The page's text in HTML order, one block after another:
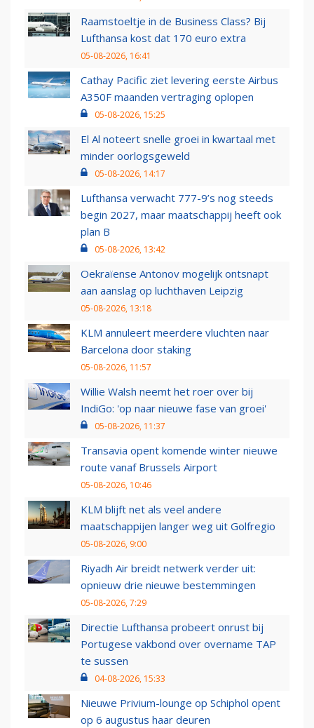
Raamstoeltje in de Business Class? Bij
Lufthansa kost dat 170 euro extra
05-08-2026, 16:41
Cathay Pacific ziet levering eerste Airbus
A350F maanden vertraging oplopen
05-08-2026, 15:25
El Al noteert snelle groei in kwartaal met
minder oorlogsgeweld
05-08-2026, 14:17
Lufthansa verwacht 777-9’s nog steeds
begin 2027, maar maatschappij heeft ook
plan B
05-08-2026, 13:42
Oekraïense Antonov mogelijk ontsnapt
aan aanslag op luchthaven Leipzig
05-08-2026, 13:18
KLM annuleert meerdere vluchten naar
Barcelona door staking
05-08-2026, 11:57
Willie Walsh neemt het roer over bij
IndiGo: 'op naar nieuwe fase van groei'
05-08-2026, 11:37
Transavia opent komende winter nieuwe
route vanaf Brussels Airport
05-08-2026, 10:46
KLM blijft net als veel andere
maatschappijen langer weg uit Golfregio
05-08-2026, 9:00
Riyadh Air breidt netwerk verder uit:
opnieuw drie nieuwe bestemmingen
05-08-2026, 7:29
Directie Lufthansa probeert onrust bij
Portugese vakbond over overname TAP
te sussen
04-08-2026, 15:33
Nieuwe Privium-lounge op Schiphol opent
op 6 augustus haar deuren